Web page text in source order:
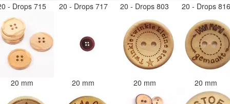
- Drops 715 20 - Drops 717 20 - Drops 803 20 - Drops
20 mm 20 mm 20 mm 20 mm